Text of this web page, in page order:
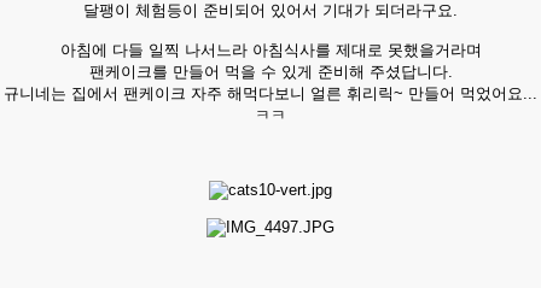
달팽이 체험등이 준비되어 있어서 기대가 되더라구요.
아침에 다들 일찍 나서느라 아침식사를 제대로 못했을거라며
팬케이크를 만들어 먹을 수 있게 준비해 주셨답니다.
규니네는 집에서 팬케이크 자주 해먹다보니 얼른 휘리릭~ 만들어 먹었어요...
ㅋㅋ